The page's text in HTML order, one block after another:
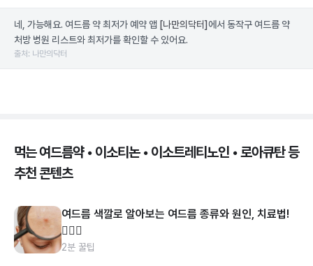
네, 가능해요. 여드름 약 최저가 예약 앱 [나만의닥터] 에서 동작구 여드름 약
처방 병원 리스트와 최저가를 확인할 수 있어요.
출처: 나만의닥터
먹는 여드름약 • 이소티논 • 이소트레티노인 • 로아큐탄 등
추천 콘텐츠
여드름 색깔로 알아보는 여드름 종류와 원인, 치료법!
👩🏻‍⚕️
2분 꿀팁